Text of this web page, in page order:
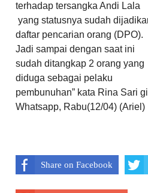
terhadap tersangka Andi Lala
yang statusnya sudah
daftar pencarian orang (DPO).
Jadi sampai dengan saat ini
sudah ditangkap 2 orang yang
diduga sebagai pelaku
pembunuhan” kata Rina Sari
Whatsapp, Rabu(12/04) (Ariel)
Share on Facebook